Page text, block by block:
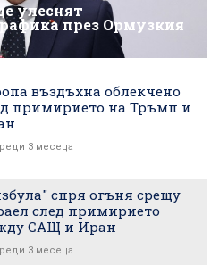
улеснят
през Ормузкия
въздъхна облекчено
примирието на Тръмп и
3 месеца
спря огъня срещу
след примирието
САЩ и Иран
3 месеца